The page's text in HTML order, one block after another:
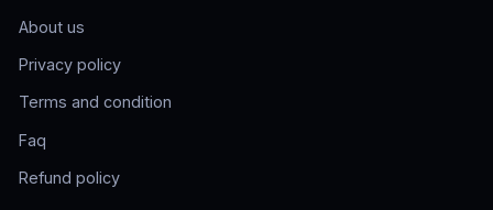
About us
Privacy policy
Terms and condition
Faq
Refund policy